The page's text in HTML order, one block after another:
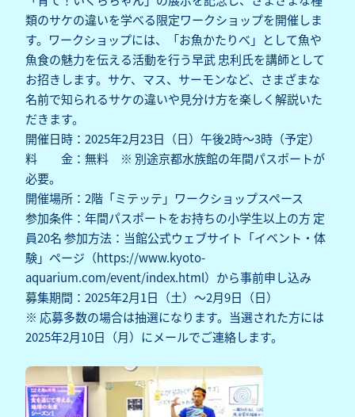
類のサケの違いを学べる限定ワークショップを開催しま
す。ワークショップには、「お魚かたりべ」として魚や
魚食の魅力を伝える活動を行う早武 忠利氏を講師として
お招きします。サケ、マス、サーモンなど、さまざまな
名前で知られるサケの違いや見分け方を楽しく解説いた
だきます。
開催日時：2025年2月23日（日）午後2時～3時（予定）
料 金：無料 ※ 別途京都水族館の年間パスポートが
必要。
開催場所：2階「ミテッテ」ワークショップスペース
参加条件：年間パスポートをお持ちの小学生以上の方 定
員20名 参加方法：当館公式ウェブサイト「イベント・体
験」ページ（https://www.kyoto-
aquarium.com/event/index.html）から事前申し込み
募集期間：2025年2月1日（土）～2月9日（日）
※ 応募多数の場合は抽選になります。当選された方には
2025年2月10日（月）にメールでご連絡します。